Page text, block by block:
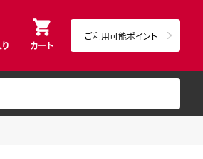
カート
ご利用可能ポイント